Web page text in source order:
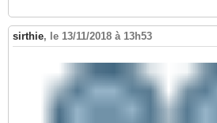
sirthie, le 13/11/2018 à 13h53